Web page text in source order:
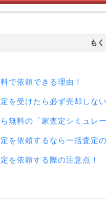
もく
で依頼できる理由！
を受けたら必ず売却しな
無料の「家査定シミュレ
を依頼するなら一括査定
を依頼する際の注意点！